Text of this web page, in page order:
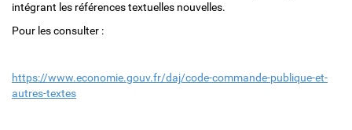
intégrant les références textuelles nouvelles.
Pour les consulter :
https://www.economie.gouv.fr/daj/code-commande-publique-et-
autres-textes